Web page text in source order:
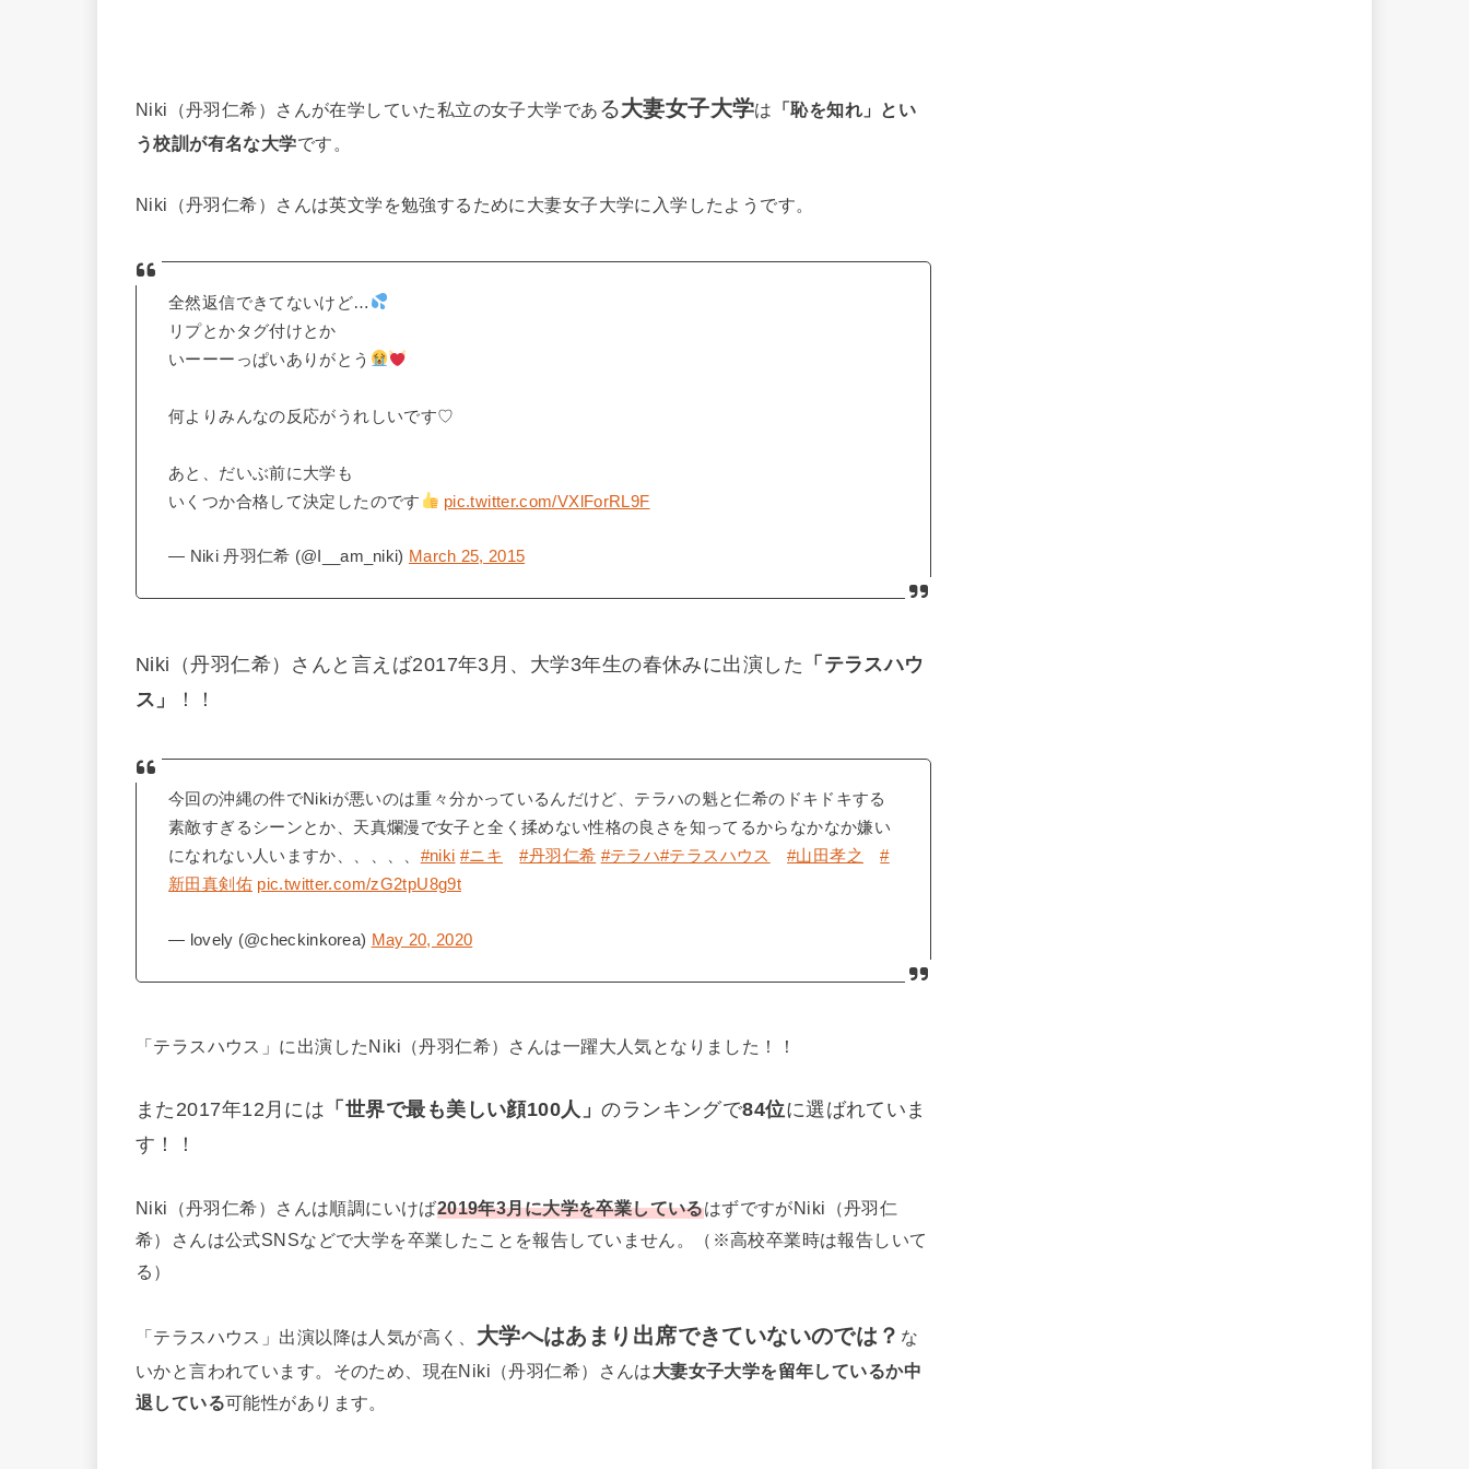
Niki（丹羽仁希）さんが在学していた私立の女子大学であ る大妻女子大学は
「恥を知れ」とい
う校訓が有名な大学です。
Niki（丹羽仁希）さんは英文学を勉強するために大妻女子大学に入学したようです。
全然返信できてないけど…
リプとかタグ付けとか
いーーーっぱいありがとう
何よりみんなの反応がうれしいです♡
あと、だいぶ前に大学も
いくつか合格して決定したのです
pic.twitter.com/VXlForRL9F
— Niki 丹羽仁希 (@I__am_niki) March 25, 2015
Niki（丹羽仁希）さんと言えば2017年3月、大学3年生の春休みに出演した 「テラスハウ
ス」
！！
今回の沖縄の件でNikiが悪いのは重々分かっているんだけど、テラハの魁と仁希のドキドキする
素敵すぎるシーンとか、天真爛漫で女子と全く揉めない性格の良さを知ってるからなかなか嫌い
になれない人いますか、、、、、 #niki #ニキ #丹羽仁希 #テラハ#テラスハウス #山田孝之
#
新田真剣佑 pic.twitter.com/zG2tpU8g9t
— lovely (@checkinkorea) May 20, 2020
「テラスハウス」に出演したNiki（丹羽仁希）さんは一躍大人気となりました！！
また2017年12月には 「世界で最も美しい顔100人」のランキングで84位に選ばれていま
す！！
Niki（丹羽仁希）さんは順調にいけば2019年3月に大学を卒業しているはずですがNiki（丹羽仁
希）さんは公式SNSなどで大学を卒業したことを報告していません。（※高校卒業時は報告しいて
る）
「テラスハウス」出演以降は人気が高く、 大学へはあまり出席できていないのでは？ な
いかと言われています。そのため、現在Niki（丹羽仁希）さんは大妻女子大学を留年しているか中
退している可能性があります。